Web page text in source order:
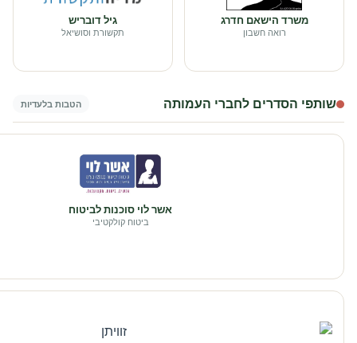
משרד הישאם חדרג
רואה חשבון
גיל דובריש
תקשורת וסושיאל
שותפי הסדרים לחברי העמותה הטבות בלעדיות
אשר לוי סוכנות לביטוח
ביטוח קולקטיבי